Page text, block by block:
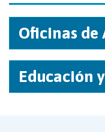
Oficinas de
Educación